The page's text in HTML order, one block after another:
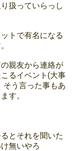
扱っていらっし
トで有名になる
親友から連絡が
るイベント(大事
そう言った事もあ
す。
とそれを聞いた
無いやろ